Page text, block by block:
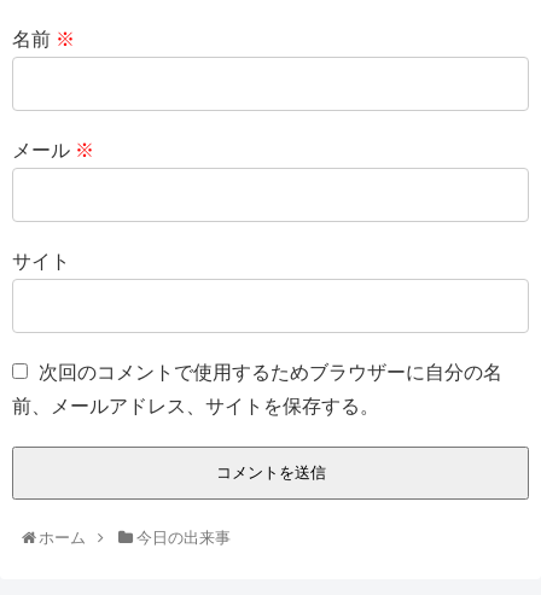
名前 ※
メール ※
サイト
次回のコメントで使用するためブラウザーに自分の名
前、メールアドレス、サイトを保存する。
ホーム 今日の出来事